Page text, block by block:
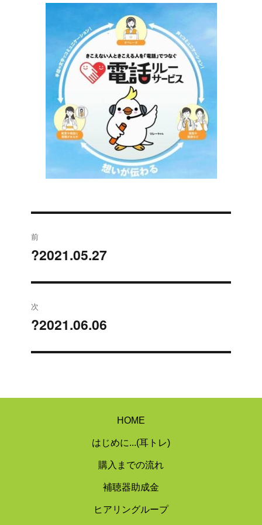
稿
ビ
ゲ
ー
ョ
前
過
の
投
稿:
?2021.05.27
次
次
投
?2021.06.06
HOME
はじめに...(耳トレ)
購入までの流れ
補聴器助成金
ヒアリングループ